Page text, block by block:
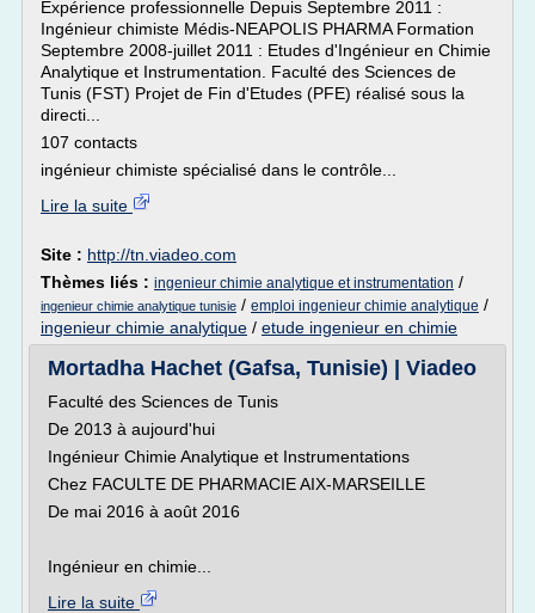
Expérience professionnelle Depuis Septembre 2011 :
Ingénieur chimiste Médis-NEAPOLIS PHARMA Formation
Septembre 2008-juillet 2011 : Etudes d'Ingénieur en Chimie
Analytique et Instrumentation. Faculté des Sciences de
Tunis (FST) Projet de Fin d'Etudes (PFE) réalisé sous la
directi...
107 contacts
ingénieur chimiste spécialisé dans le contrôle...
Lire la suite
Site : http://tn.viadeo.com
Thèmes liés : ingenieur chimie analytique et instrumentation /
ingenieur chimie analytique tunisie / emploi ingenieur chimie analytique /
ingenieur chimie analytique / etude ingenieur en chimie
Mortadha Hachet (Gafsa, Tunisie) | Viadeo
Faculté des Sciences de Tunis
De 2013 à aujourd'hui
Ingénieur Chimie Analytique et Instrumentations
Chez FACULTE DE PHARMACIE AIX-MARSEILLE
De mai 2016 à août 2016
Ingénieur en chimie...
Lire la suite